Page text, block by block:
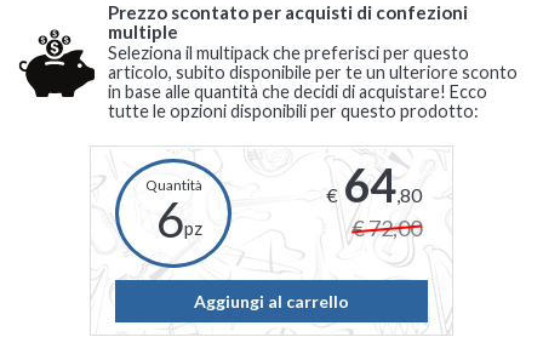
Prezzo scontato per acquisti di confezioni
multiple
Seleziona il multipack che preferisci per questo
articolo, subito disponibile per te un ulteriore sconto
in base alle quantità che decidi di acquistare! Ecco
tutte le opzioni disponibili per questo prodotto:
6pz
€ 64,80
€ 72,00
Aggiungi al carrello